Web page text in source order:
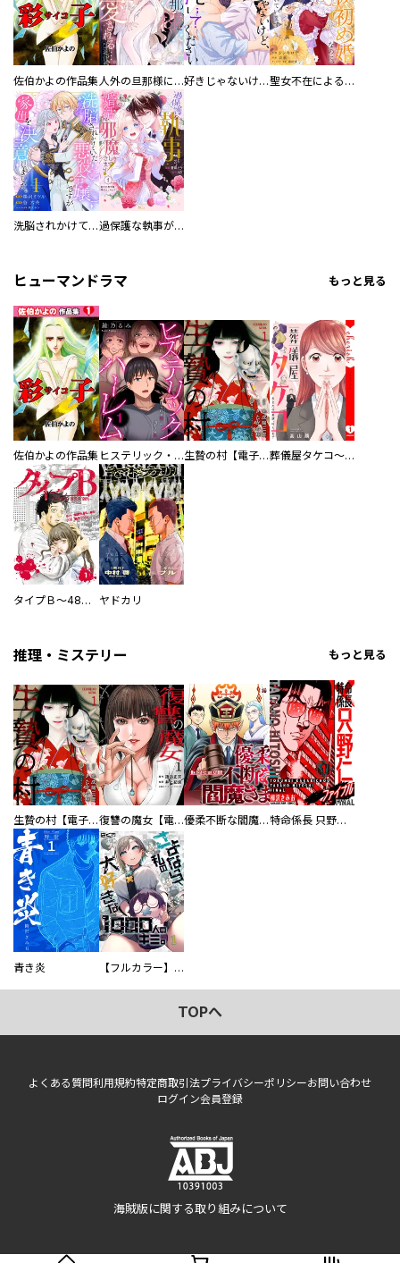
佐伯かよの作品集 人外の旦那様に娶られ毎晩ナカまで愛される…。アンソロジー 好きじゃないけど、抱いてください【電子単行本版／特典おまけ付き】 聖女不在による仮初め婚なのに、不器用な王太子に溺愛されています【電子単行本版／特典おまけ付き】
洗脳されかけていた悪役令嬢ですが家出を決意しました。【電子単行本版／特典おまけ付き】 過保護な執事が私の婚活を邪魔してきます！ 分冊版
ヒューマンドラマ もっと見る
佐伯かよの作品集 ヒステリック・ハーレム～搾られる男と堕ちる女～【電子単行本版】 生贄の村【電子単行本版】 葬儀屋タケコ～あなたの最期、叶えます【電子単行本版】
タイプＢ～48時間後、致死率100％～【単話】 ヤドカリ
推理・ミステリー もっと見る
生贄の村【電子単行本版】 復讐の魔女【電子単行本版】 優柔不断な閻魔さま 特命係長 只野仁ファイナル 愛蔵版
青き炎 【フルカラー】さよなら、私の大好きな１０００人のキミ。
TOPへ
よくある質問利用規約特定商取引法プライバシーポリシーお問い合わせ
ログイン会員登録
海賊版に関する取り組みについて